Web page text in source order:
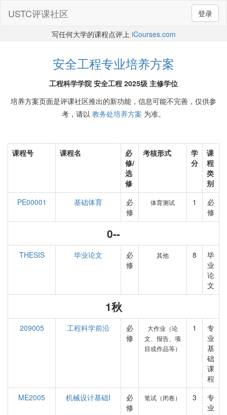
登录
USTC评课社区
写任何大学的课程点评上 iCourses.com
安全工程专业培养方案
工程科学学院 安全工程 2025级 主修学位
培养方案页面是评课社区推出的新功能，信息可能不完善，仅供参
考，请以 教务处培养方案 为准。
课程号 课程名
必
修/
选
修
考核形式
学
分
课
程
类
别
PE00001
基础体育
必
修
体育测试 1
必
修
0--
THESIS 毕业论文
必
修
其他 8
毕
业
论
文
1秋
209005 工程科学前沿
必
修
大作业（论
文、报告、项
目或作品等）
1
专
业
基
础
课
程
ME2005
机械设计基础I
必
修
笔试（闭卷） 3
专
业